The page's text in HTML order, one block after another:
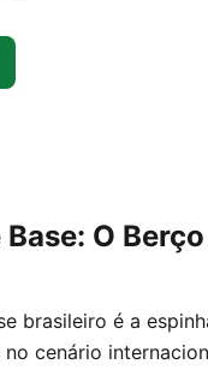
O
brasileiro é a
cenário